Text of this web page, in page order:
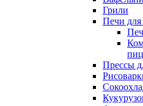
Грили
Печи
Прессы